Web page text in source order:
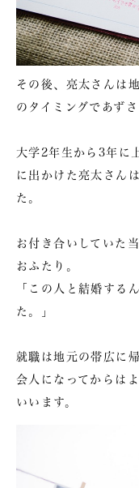
その後、亮太さんは
のタイミングであず
大学2年生から3年に
に出かけた亮太さん
た。
お付き合いしていた
おふたり。
「この人と結婚する
た。」
就職は地元の帯広に
会人になってからは
いいます。